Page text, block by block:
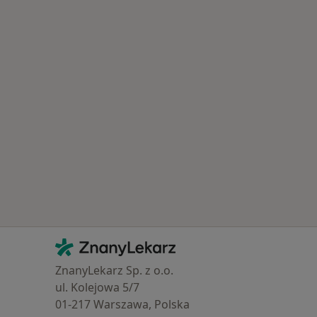
Kontakt
ZnanyLekarz - Strona główna
ZnanyLekarz Sp. z o.o.
ul. Kolejowa 5/7
01-217 Warszawa, Polska